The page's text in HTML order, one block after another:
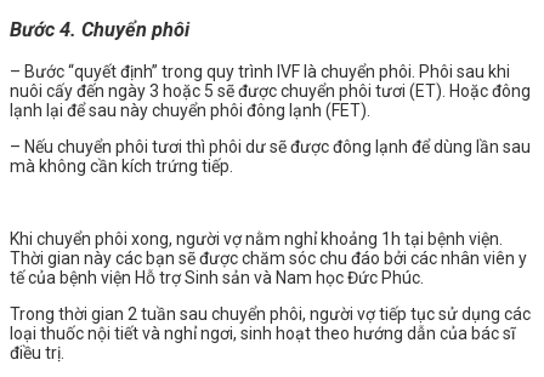
Bước 4. Chuyển phôi
– Bước “quyết định” trong quy trình IVF là chuyển phôi. Phôi sau khi
nuôi cấy đến ngày 3 hoặc 5 sẽ được chuyển phôi tươi (ET). Hoặc đông
lạnh lại để sau này chuyển phôi đông lạnh (FET).
– Nếu chuyển phôi tươi thì phôi dư sẽ được đông lạnh để dùng lần sau
mà không cần kích trứng tiếp.
Khi chuyển phôi xong, người vợ nằm nghỉ khoảng 1h tại bệnh viện.
Thời gian này các bạn sẽ được chăm sóc chu đáo bởi các nhân viên y
tế của bệnh viện Hỗ trợ Sinh sản và Nam học Đức Phúc.
Trong thời gian 2 tuần sau chuyển phôi, người vợ tiếp tục sử dụng các
loại thuốc nội tiết và nghỉ ngơi, sinh hoạt theo hướng dẫn của bác sĩ
điều trị.